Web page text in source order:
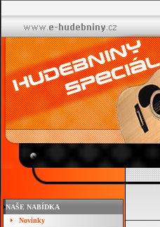
NAŠE NABÍDKA
Novinky